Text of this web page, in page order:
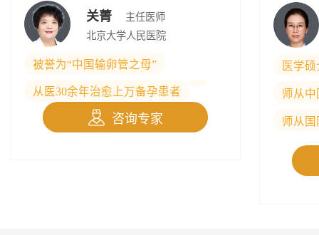
关菁
主任医师
北京大学人民医院
被誉为“中国输卵管之母”
从医30余年治愈上万备孕患者
咨询专家
医学硕
师从
师从